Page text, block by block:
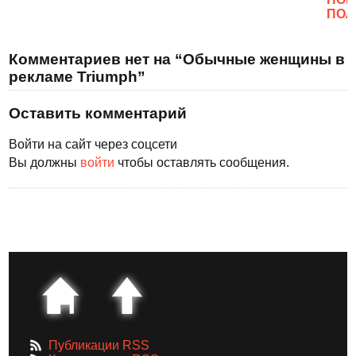
Комментариев нет на “Обычные женщины в
рекламе Triumph”
Оставить комментарий
Войти на сайт через соцсети
Вы должны войти чтобы оставлять сообщения.
Публикации RSS